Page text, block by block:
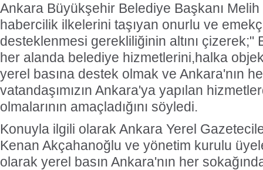
Ankara Büyükşehir Belediye Başkanı Melih
habercilik ilkelerini taşıyan onurlu ve
desteklenmesi gerekliliğinin altını çizerek;"
her alanda belediye hizmetlerini,halka
yerel basına destek olmak ve Ankara'nın
vatandaşımızın Ankara'ya yapılan
olmalarının amaçladığını söyledi.
Konuyla ilgili olarak Ankara Yerel
Kenan Akçahanoğlu ve yönetim kurulu
olarak yerel basın Ankara'nın her